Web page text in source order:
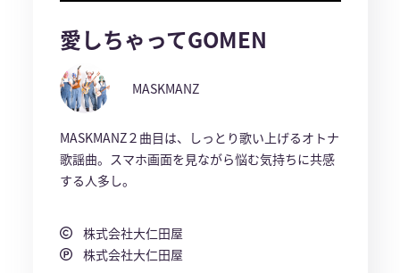
愛しちゃってGOMEN
MASKMANZ
MASKMANZ２曲目は、しっとり歌い上げるオトナ
歌謡曲。スマホ画面を見ながら悩む気持ちに共感
する人多し。
株式会社大仁田屋
株式会社大仁田屋